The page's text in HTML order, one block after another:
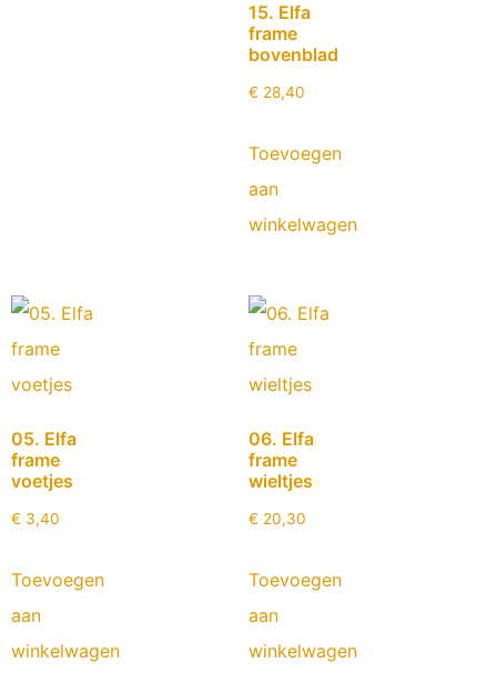
15. Elfa
frame
bovenblad
€ 28,40
Toevoegen
aan
winkelwagen
05. Elfa
frame
voetjes
€ 3,40
Toevoegen
aan
winkelwagen
06. Elfa
frame
wieltjes
€ 20,30
Toevoegen
aan
winkelwagen